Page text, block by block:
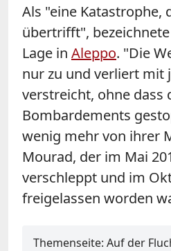
Als "eine Katastrophe,
übertrifft",
Lage in Aleppo. "Die
nur zu und verliert mit
verstreicht, ohne dass
Bombardements
wenig mehr von ihrer
Mourad, der im Mai
verschleppt und im
freigelassen worden
Themenseite: Auf der